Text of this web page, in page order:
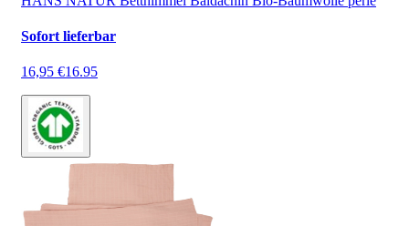
Sofort lieferbar
16,95 €16.95